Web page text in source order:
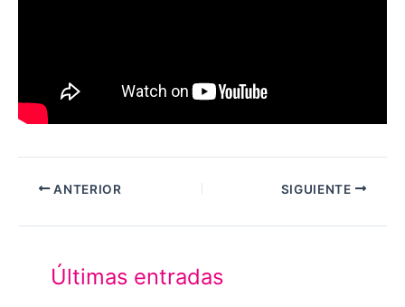
ANTERIOR SIGUIENTE
Últimas entradas